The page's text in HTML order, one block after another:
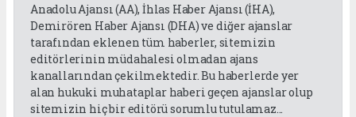
Anadolu Ajansı (AA), İhlas Haber Ajansı (İHA),
Demirören Haber Ajansı (DHA) ve diğer ajanslar
tarafından eklenen tüm haberler, sitemizin
editörlerinin müdahalesi olmadan ajans
kanallarından çekilmektedir. Bu haberlerde yer
alan hukuki muhataplar haberi geçen ajanslar olup
sitemizin hiç bir editörü sorumlu tutulamaz...